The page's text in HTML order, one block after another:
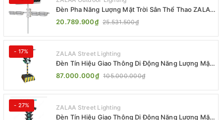
Đèn Pha Năng Lượng Mặt Trời Sân Thể Thao ZALAA
Jsc Chống Nước IP65 Cao Cấp
20.789.900₫ 25.531.500₫
- 17% ZALAA Street Lighting
Đèn Tín Hiệu Giao Thông Di Động Năng Lượng Mặt
Trời ZALAA ZL-300A-D
87.000.000₫ 105.000.000₫
- 27% ZALAA Street Lighting
Đèn Tín Hiệu Giao Thông Di Động Năng Lượng Mặt